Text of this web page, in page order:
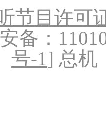
节目许可
备：
号-1] 总机